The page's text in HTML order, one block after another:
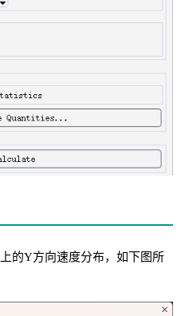
上的Y方向速度分布，如下图所